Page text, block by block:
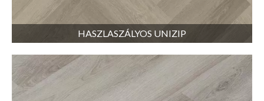
HASZLASZÁLYOS UNIZIP